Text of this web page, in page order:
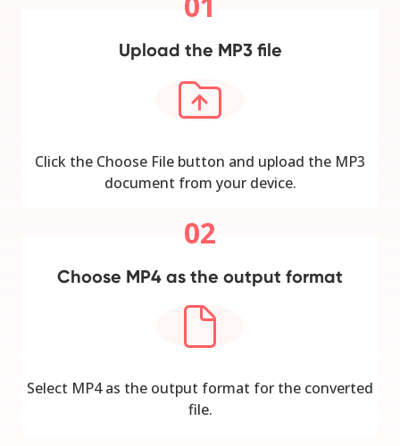
Upload the MP3 file
Click the Choose File button and upload the MP3
document from your device.
02
Choose MP4 as the output format
Select MP4 as the output format for the converted
file.